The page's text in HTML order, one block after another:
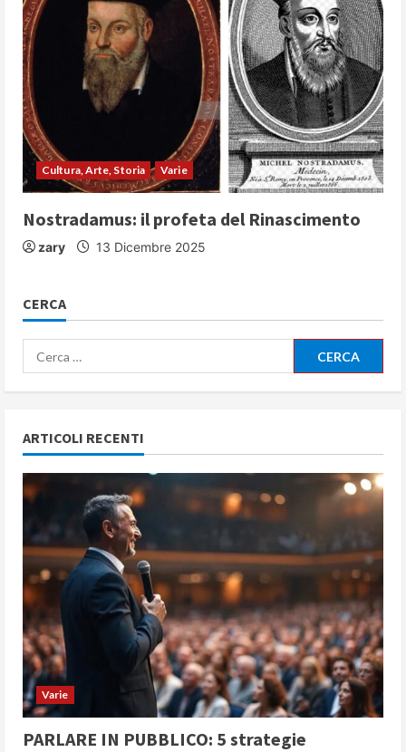
Cultura, Arte, Storia Varie
Nostradamus: il profeta del Rinascimento
zary 13 Dicembre 2025
CERCA
Ricerca
per:
ARTICOLI RECENTI
Varie
PARLARE IN PUBBLICO: 5 strategie